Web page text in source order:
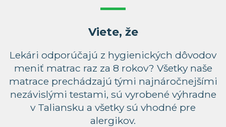
Viete, že
Lekári odporúčajú z hygienických dôvodov
meniť matrac raz za 8 rokov? Všetky naše
matrace prechádzajú tými najnáročnejšími
nezávislými testami, sú vyrobené výhradne
v Taliansku a všetky sú vhodné pre
alergikov.